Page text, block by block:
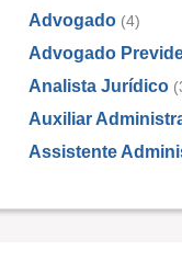
Advogado (4)
Advogado
Analista Jurídico
Auxiliar
Assistente